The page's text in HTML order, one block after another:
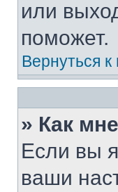
или
поможет.
Вернуться к
» Как
Если вы
ваши